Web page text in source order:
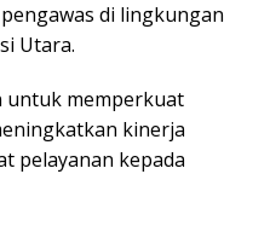
di lingkungan
Utara.
untuk memperkuat
kinerja
pelayanan kepada